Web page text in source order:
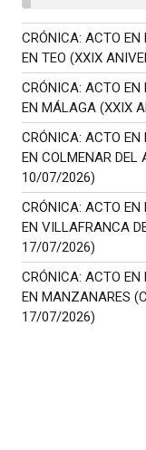
CRÓNICA: ACTO EN
EN TEO (XXIX
CRÓNICA: ACTO EN
EN MÁLAGA (XXIX
CRÓNICA: ACTO EN
EN COLMENAR DEL
10/07/2026)
CRÓNICA: ACTO EN
EN VILLAFRANCA
17/07/2026)
CRÓNICA: ACTO EN
EN MANZANARES
17/07/2026)